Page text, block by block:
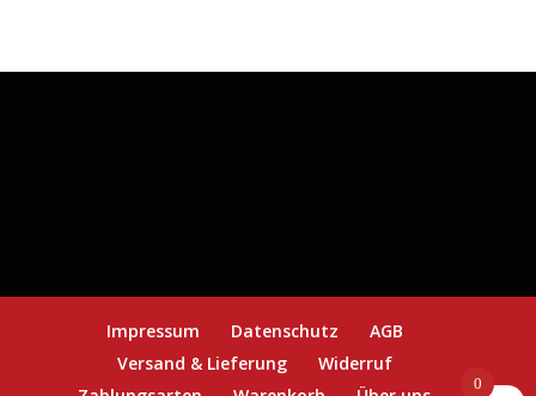
Impressum Datenschutz
AGB
Versand & Lieferung
Widerruf
0